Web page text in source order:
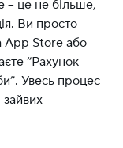
– це не більше,
Ви просто
App Store або
“Рахунок
Увесь процес
зайвих